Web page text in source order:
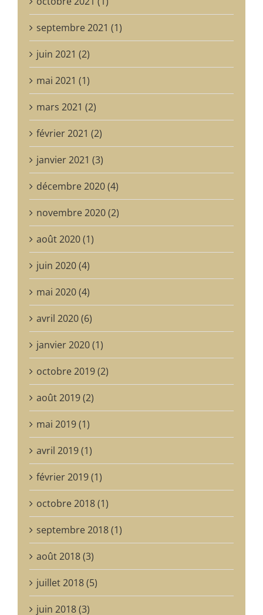
septembre 2021 (1)
juin 2021 (2)
mai 2021 (1)
mars 2021 (2)
février 2021 (2)
janvier 2021 (3)
décembre 2020 (4)
novembre 2020 (2)
août 2020 (1)
juin 2020 (4)
mai 2020 (4)
avril 2020 (6)
janvier 2020 (1)
octobre 2019 (2)
août 2019 (2)
mai 2019 (1)
avril 2019 (1)
février 2019 (1)
octobre 2018 (1)
septembre 2018 (1)
août 2018 (3)
juillet 2018 (5)
juin 2018 (3)